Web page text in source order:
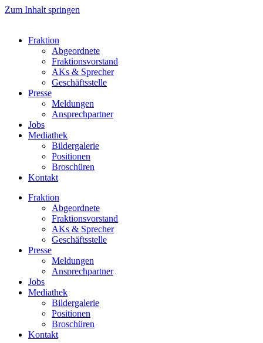
Zum Inhalt springen
Fraktion
Abgeordnete
Fraktions­vorstand
AKs & Sprecher
Geschäftsstelle
Presse
Meldungen
Ansprechpartner
Jobs
Mediathek
Bildergalerie
Positionen
Broschüren
Kontakt
Fraktion
Abgeordnete
Fraktions­vorstand
AKs & Sprecher
Geschäftsstelle
Presse
Meldungen
Ansprechpartner
Jobs
Mediathek
Bildergalerie
Positionen
Broschüren
Kontakt